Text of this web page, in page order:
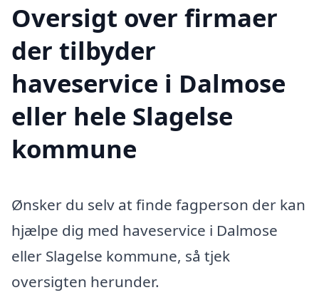
Oversigt over firmaer
der tilbyder
haveservice i Dalmose
eller hele Slagelse
kommune
Ønsker du selv at finde fagperson der kan
hjælpe dig med haveservice i Dalmose
eller Slagelse kommune, så tjek
oversigten herunder.